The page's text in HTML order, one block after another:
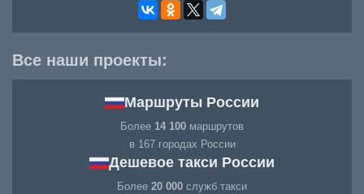
Все наши проекты:
Маршруты России
Более 14 100 маршрутов
в 167 городах России
Дешевое такси России
Более 20 000 служб такси